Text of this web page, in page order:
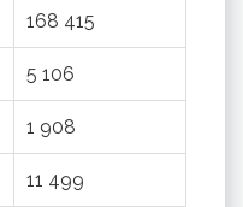
168 415
5 106
1 908
11 499